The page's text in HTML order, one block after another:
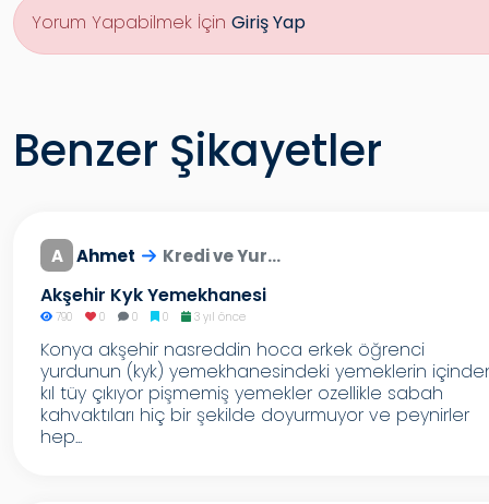
Yorum Yapabilmek İçin Giriş Yap
Benzer Şikayetler
A Ahmet Kredi ve Yur...
Akşehir Kyk Yemekhanesi
790 0 0 0 3 yıl önce
Konya akşehir nasreddin hoca erkek öğrenci
yurdunun (kyk) yemekhanesindeki yemeklerin
kıl tüy çıkıyor pişmemiş yemekler ozellikle sabah
kahvaktıları hiç bir şekilde doyurmuyor ve peynirler
hep...